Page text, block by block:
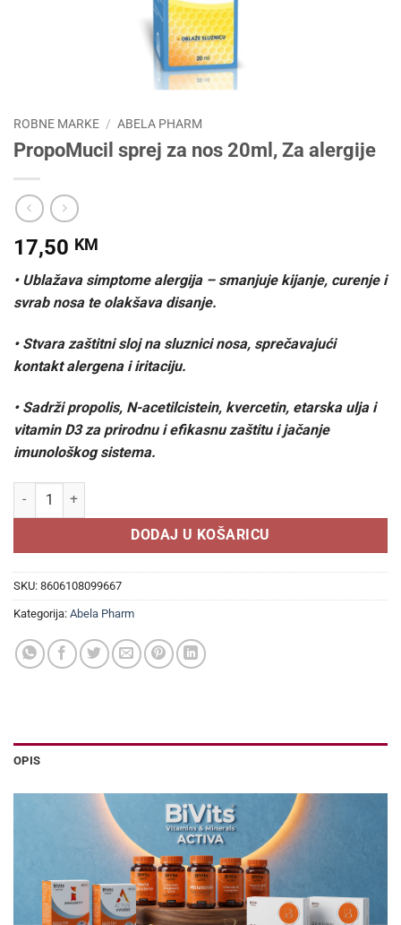
ROBNE MARKE / ABELA PHARM
PropoMucil sprej za nos 20ml, Za alergije
17,50 KM
• Ublažava simptome alergija – smanjuje kijanje, curenje i
svrab nosa te olakšava disanje.
• Stvara zaštitni sloj na sluznici nosa, sprečavajući
kontakt alergena i iritaciju.
• Sadrži propolis, N-acetilcistein, kvercetin, etarska ulja i
vitamin D3 za prirodnu i efikasnu zaštitu i jačanje
imunološkog sistema.
PropoMucil sprej za nos 20ml, Za alergije količina
DODAJ U KOŠARICU
SKU: 8606108099667
Kategorija: Abela Pharm
OPIS